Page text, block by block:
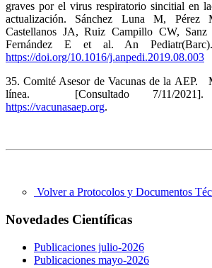
graves por el virus respiratorio sincitial en
actualización. Sánchez Luna M, Pérez
Castellanos JA, Ruiz Campillo CW, Sanz
Fernández E et al. An
https://doi.org/10.1016/j.anpedi.2019.08.003
35. Comité Asesor de Vacunas de la AEP.
línea. [Consultado 7/11/
https://vacunasaep.org.
Volver a Protocolos y Documentos
Novedades Científicas
Publicaciones julio-2026
Publicaciones mayo-2026